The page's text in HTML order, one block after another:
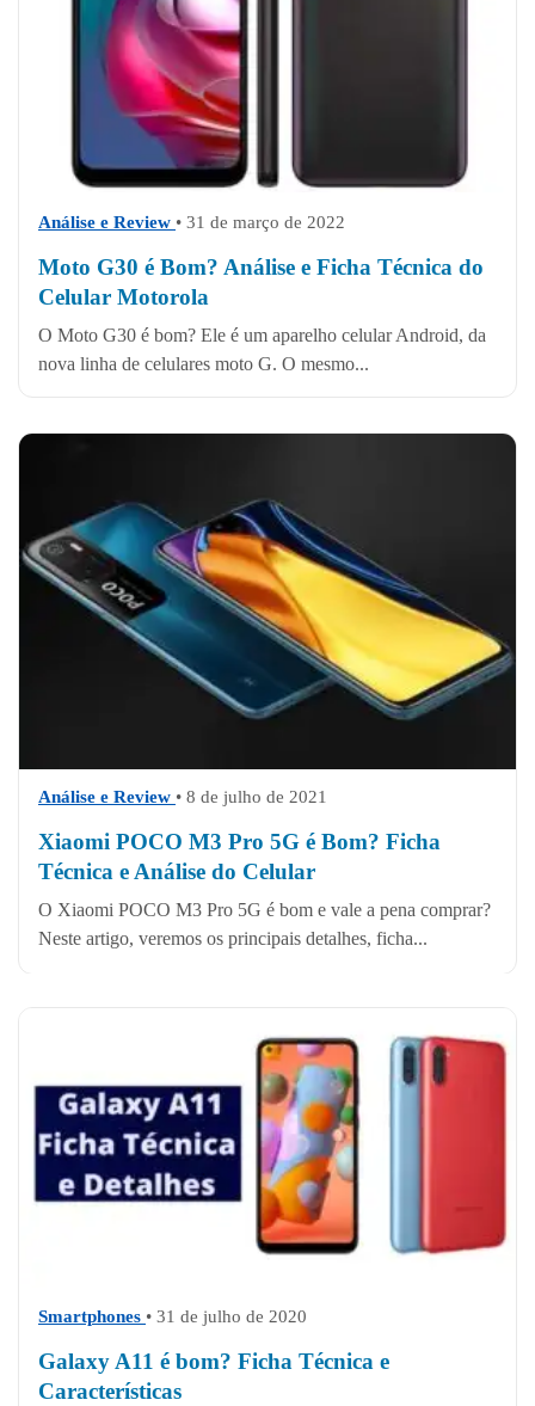
Análise e Review • 31 de março de 2022
Moto G30 é Bom? Análise e Ficha Técnica do
Celular Motorola
O Moto G30 é bom? Ele é um aparelho celular Android, da
nova linha de celulares moto G. O mesmo...
Análise e Review • 8 de julho de 2021
Xiaomi POCO M3 Pro 5G é Bom? Ficha
Técnica e Análise do Celular
O Xiaomi POCO M3 Pro 5G é bom e vale a pena comprar?
Neste artigo, veremos os principais detalhes, ficha...
Smartphones • 31 de julho de 2020
Galaxy A11 é bom? Ficha Técnica e
Características